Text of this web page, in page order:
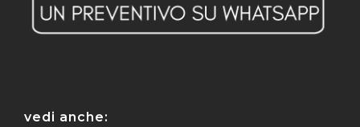
vedi anche: